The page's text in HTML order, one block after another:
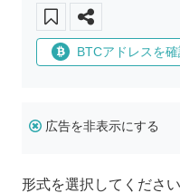
BTCアドレスを
広告を非表示にする
形式を選択してください